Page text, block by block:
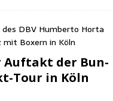
Auf­takt der Bun­
Tour in Köln